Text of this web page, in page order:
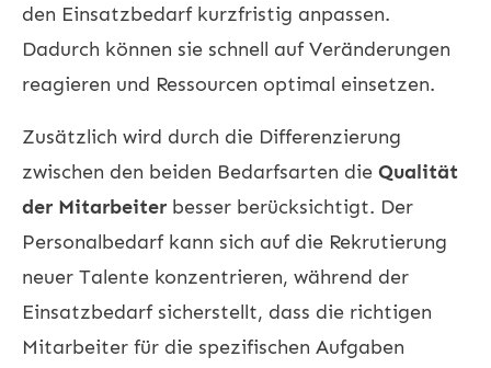
den Einsatzbedarf kurzfristig anpassen.
Dadurch können sie schnell auf Veränderungen
reagieren und Ressourcen optimal einsetzen.
Zusätzlich wird durch die Differenzierung
zwischen den beiden Bedarfsarten die Qualität
der Mitarbeiter besser berücksichtigt. Der
Personalbedarf kann sich auf die Rekrutierung
neuer Talente konzentrieren, während der
Einsatzbedarf sicherstellt, dass die richtigen
Mitarbeiter für die spezifischen Aufgaben